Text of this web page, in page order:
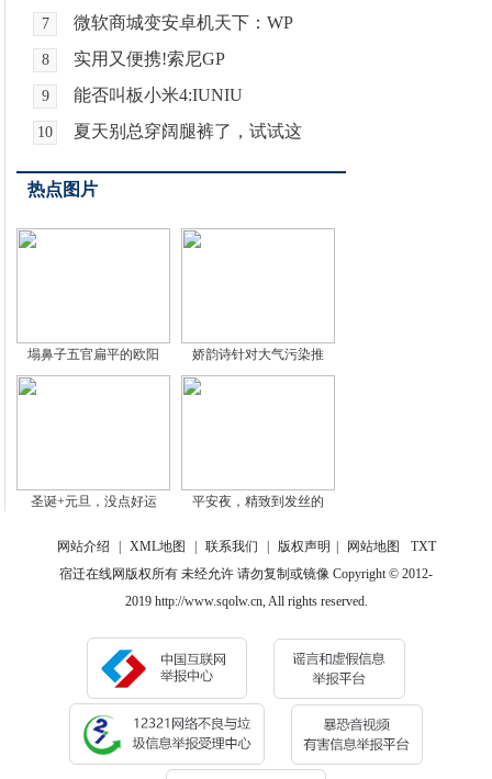
7 微软商城变安卓机天下：WP
8 实用又便携!索尼GP
9 能否叫板小米4:IUNIU
10 夏天别总穿阔腿裤了，试试这
热点图片
塌鼻子五官扁平的欧阳 娇韵诗针对大气污染推
圣诞+元旦，没点好运 平安夜，精致到发丝的
网站介绍 | XML地图 | 联系我们 | 版权声明 | 网站地图
TXT
宿迁在线网版权所有 未经允许 请勿复制或镜像 Copyright © 2012-
2019 http://www.sqolw.cn, All rights reserved.